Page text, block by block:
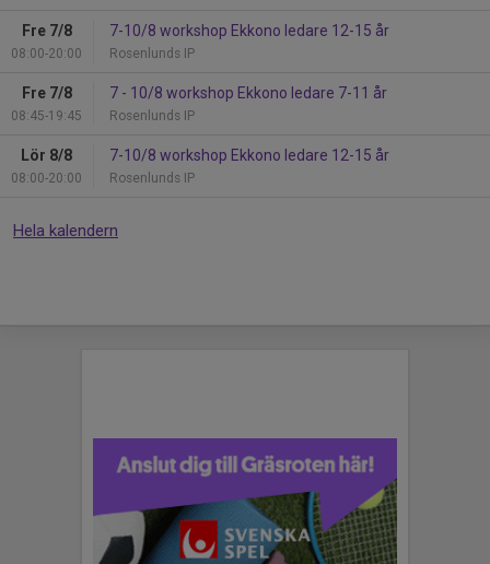
Fre 7/8
08:00-20:00
7-10/8 workshop Ekkono ledare 12-15 år
Rosenlunds IP
Fre 7/8
08:45-19:45
7 - 10/8 workshop Ekkono ledare 7-11 år
Rosenlunds IP
Lör 8/8
08:00-20:00
7-10/8 workshop Ekkono ledare 12-15 år
Rosenlunds IP
Hela kalendern